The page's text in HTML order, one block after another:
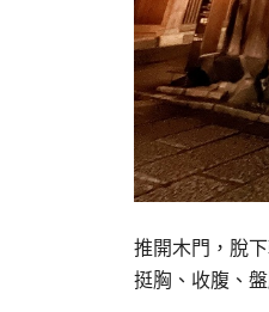
推開木門，脫
挺胸、收腹、